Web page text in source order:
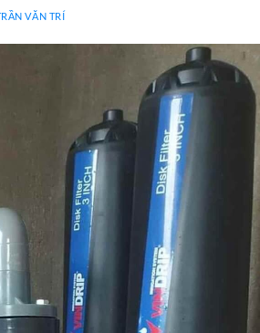
VĂN TRÍ